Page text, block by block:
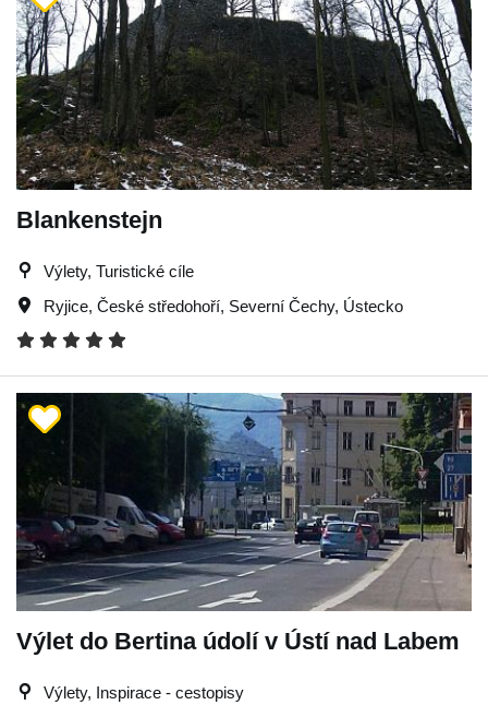
Blankenstejn
Výlety, Turistické cíle
Ryjice, České středohoří, Severní Čechy, Ústecko
Výlet do Bertina údolí v Ústí nad Labem
Výlety, Inspirace - cestopisy